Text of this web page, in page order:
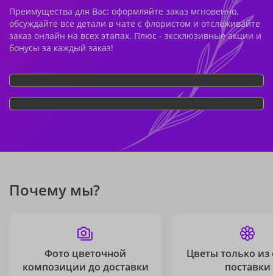
Преимущества для Вас: оформляйте заказ мгновенно,
обсуждайте все детали в чате с флористом и отслеживайте
заказ онлайн на всех этапах. Плюс - эксклюзивные акции и
бонусы за каждый заказ!
Почему мы?
Фото цветочной
композиции до доставки
Цветы только из
поставки